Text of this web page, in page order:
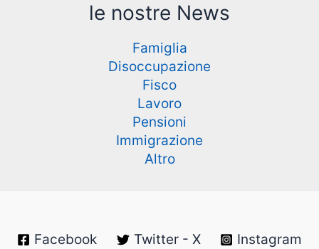
le nostre News
Famiglia
Disoccupazione
Fisco
Lavoro
Pensioni
Immigrazione
Altro
Facebook Twitter - X Instagram